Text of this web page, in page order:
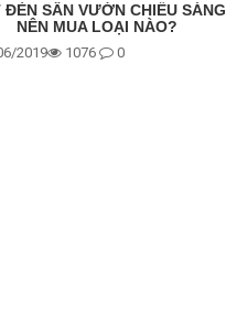
ĐÈN SÂN VƯỜN CHIẾU SÁNG
NÊN MUA LOẠI NÀO?
2019 1076 0